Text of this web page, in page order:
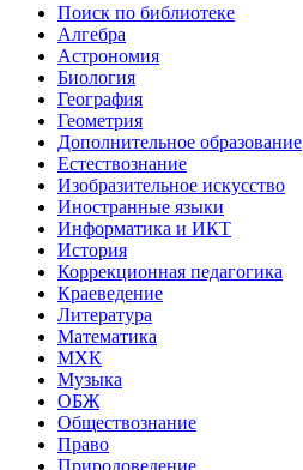
Поиск по библиотеке
Алгебра
Астрономия
Биология
География
Геометрия
Дополнительное образование
Естествознание
Изобразительное искусство
Иностранные языки
Информатика и ИКТ
История
Коррекционная педагогика
Краеведение
Литература
Математика
МХК
Музыка
ОБЖ
Обществознание
Право
Природоведение